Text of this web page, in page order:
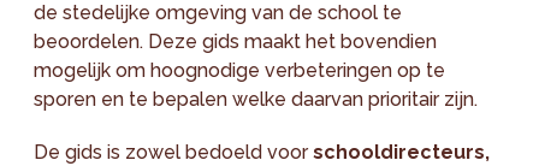
de stedelijke omgeving van de school te
beoordelen. Deze gids maakt het bovendien
mogelijk om hoognodige verbeteringen op te
sporen en te bepalen welke daarvan prioritair zijn.
De gids is zowel bedoeld voorschooldirecteurs,